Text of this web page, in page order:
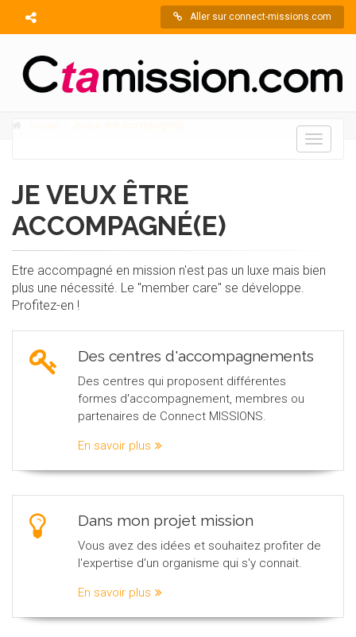
Aller sur connect-missions.com
Toggle
Accueil Je veux être accompagné(e)
JE VEUX ÊTRE
ACCOMPAGNÉ(E)
Etre accompagné en mission n'est pas un luxe mais bien
plus une nécessité. Le "member care" se développe.
Profitez-en !
Des centres d'accompagnements
Des centres qui proposent différentes
formes d'accompagnement, membres ou
partenaires de Connect MISSIONS.
En savoir plus
Dans mon projet mission
Vous avez des idées et souhaitez profiter de
l'expertise d'un organisme qui s'y connait.
En savoir plus